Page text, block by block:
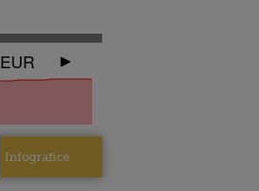
EUR
Infografice